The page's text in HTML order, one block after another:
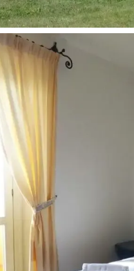
papildomą mokestį)
papildomą mokestį)
mokestį)
mokestį)
mokestį)